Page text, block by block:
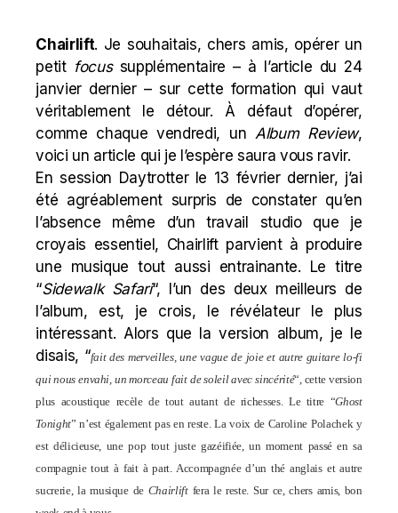
Chairlift. Je souhaitais, chers amis, opérer un
petit focussupplémentaire – à l’article du 24
janvier dernier – sur cette formation qui vaut
véritablement le détour. À défaut d’opérer,
comme chaque vendredi, un Album Review,
voici un article qui je l’espère saura vous ravir.
En session Daytrotter le 13 février dernier, j’ai
été agréablement surpris de constater qu’en
l’absence même d’un travail studio que je
croyais essentiel, Chairlift parvient à produire
une musique tout aussi entrainante. Le titre
“Sidewalk Safari“, l’un des deux meilleurs de
l’album, est, je crois, le révélateur le plus
intéressant. Alors que la version album, je le
disais, “fait des merveilles, une vague de joie et autre guitare lo-fi
qui nous envahi, un morceau fait de soleil avec sincérité“, cette version
plus acoustique recèle de tout autant de richesses. Le titre “Ghost
Tonight” n’est également pas en reste. La voix de Caroline Polachek y
est délicieuse, une pop tout juste gazéifiée, un moment passé en sa
compagnie tout à fait à part. Accompagnée d’un thé anglais et autre
sucrerie, la musique de Chairliftfera le reste. Sur ce, chers amis, bon